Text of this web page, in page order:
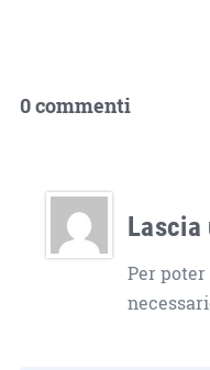
0 commenti
Lascia
Per